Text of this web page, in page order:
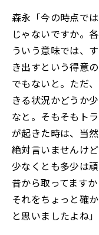
森永「今の時点で
じゃないですか。
ういう意味では、
き出すという得意
でもないと。ただ
きる状況かどうか
なと。そもそもト
が起きた時は、当
絶対言いませんけ
少なくとも多少は
昔から取ってます
それをちょっと確
と思いましたよね」